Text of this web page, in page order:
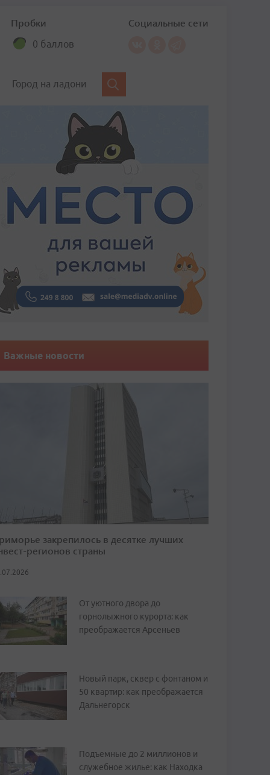
Пробки
0 баллов
Социальные сети
Город на ладони
Важные новости
закрепилось в десятке лучших
регионов страны
От уютного двора до
горнолыжного курорта: как
преображается Арсеньев
Новый парк, сквер с фонтаном и
50 квартир: как преображается
Дальнегорск
Подъемные до 2 миллионов и
служебное жилье: как Находка